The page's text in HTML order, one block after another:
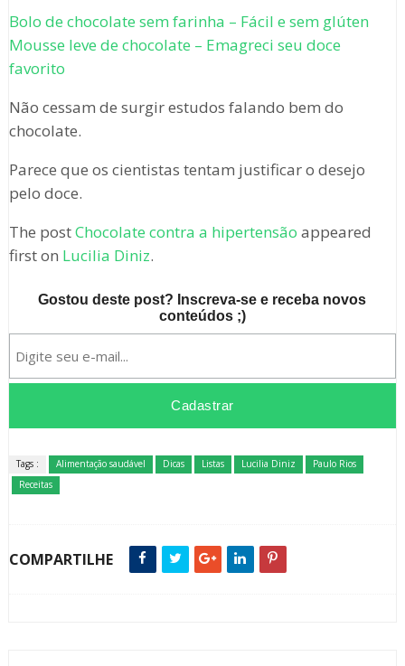
Bolo de chocolate sem farinha – Fácil e sem glúten
Mousse leve de chocolate – Emagreci seu doce
favorito
Não cessam de surgir estudos falando bem do
chocolate.
Parece que os cientistas tentam justificar o desejo
pelo doce.
The postChocolate contra a hipertensão appeared
first on Lucilia Diniz.
Gostou deste post? Inscreva-se e receba novos
conteúdos ;)
Tags : Alimentação saudável Dicas Listas Lucilia Diniz
Paulo Rios
Receitas
COMPARTILHE